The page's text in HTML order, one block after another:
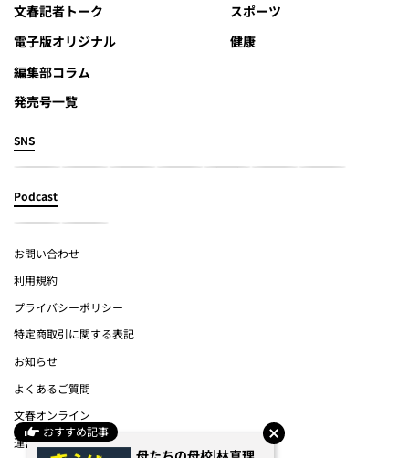
おすすめ記事
文春記者トーク
電子版オリジナル
編集部コラム
発売号一覧
スポーツ
健康
SNS
Podcast
お問い合わせ
利用規約
プライバシーポリシー
特定商取引に関する表記
お知らせ
よくあるご質問
文春オンライン
運営会社